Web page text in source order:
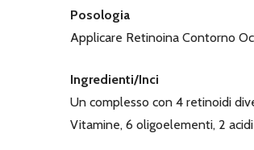
Posologia
Applicare Retinoina Contorno
Ingredienti/Inci
Un complesso con 4 retinoidi
Vitamine, 6 oligoelementi, 2